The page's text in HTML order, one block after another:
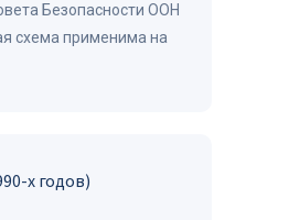
Безопасности ООН
схема применима на
х годов)